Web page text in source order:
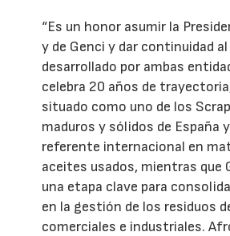
“Es un honor asumir la
y de Genci y dar continuidad
desarrollado por ambas
celebra 20 años de
situado como uno de los
maduros y sólidos de España
referente internacional en
aceites usados, mientras que
una etapa clave para
en la gestión de los residuos
comerciales e industriales.